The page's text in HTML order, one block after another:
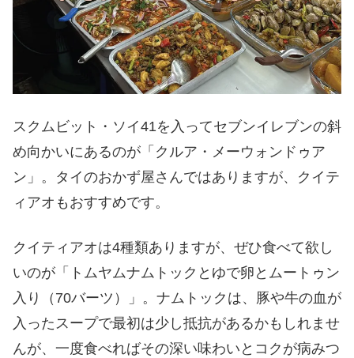
スクムビット・ソイ41を入ってセブンイレブンの斜
め向かいにあるのが「クルア・メーウォンドゥア
ン」。タイのおかず屋さんではありますが、クイテ
ィアオもおすすめです。
クイティアオは4種類ありますが、ぜひ食べて欲し
いのが「トムヤムナムトックとゆで卵とムートゥン
入り（70バーツ）」。ナムトックは、豚や牛の血が
入ったスープで最初は少し抵抗があるかもしれませ
んが、一度食べればその深い味わいとコクが病みつ